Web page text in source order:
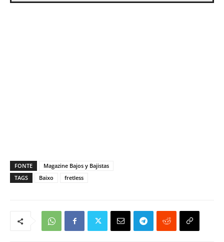
FONTE
Magazine Bajos y Bajistas
TAGS
Baixo fretless